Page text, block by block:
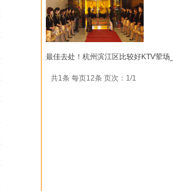
最佳去处！杭州滨江区比较好KTV荤
共1条 每页12条 页次：1/1